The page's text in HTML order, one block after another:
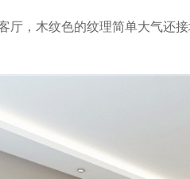
厅，木纹色的纹理简单大气还